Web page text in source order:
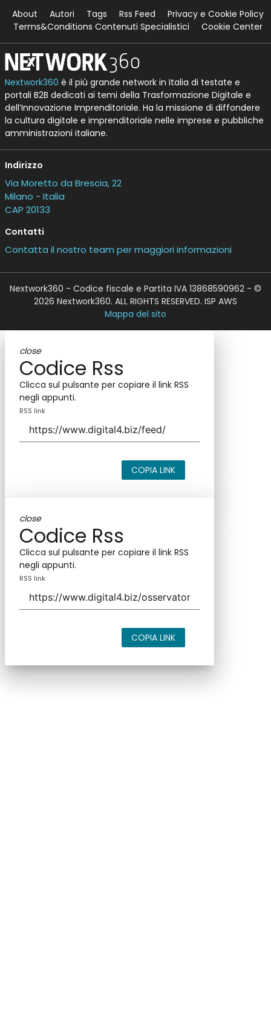
About Autori Tags Rss Feed
Privacy e Cookie Policy
Terms&Conditions Contenuti Specialistici
Cookie Center
Nextwork360 è il più grande network in Italia di testate e
portali B2B dedicati ai temi della Trasformazione Digitale e
dell’Innovazione Imprenditoriale. Ha la missione di diffondere
la cultura digitale e imprenditoriale nelle imprese e pubbliche
amministrazioni italiane.
Indirizzo
Via Moretto da Brescia, 22
Milano - Italia
CAP 20133
Contatti
Contatta il nostro team per maggiori informazioni
Nextwork360 - Codice fiscale e Partita IVA 13868590962 - ©
2026 Nextwork360. ALL RIGHTS RESERVED. ISP AWS
Mappa del sito
close
Codice Rss
Clicca sul pulsante per copiare il link RSS
negli appunti.
RSS link
COPIA LINK
close
Codice Rss
Clicca sul pulsante per copiare il link RSS
negli appunti.
RSS link
COPIA LINK